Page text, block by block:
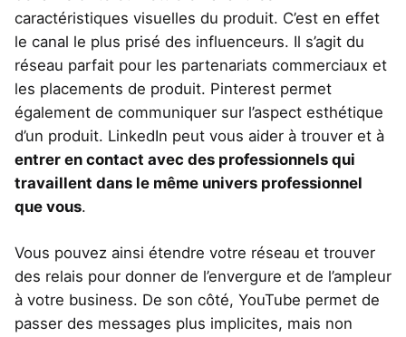
caractéristiques visuelles du produit. C’est en effet
le canal le plus prisé des influenceurs. Il s’agit du
réseau parfait pour les partenariats commerciaux et
les placements de produit. Pinterest permet
également de communiquer sur l’aspect esthétique
d’un produit. LinkedIn peut vous aider à trouver et à
entrer en contact avec des professionnels qui
travaillent dans le même univers professionnel
que vous.
Vous pouvez ainsi étendre votre réseau et trouver
des relais pour donner de l’envergure et de l’ampleur
à votre business. De son côté, YouTube permet de
passer des messages plus implicites, mais non